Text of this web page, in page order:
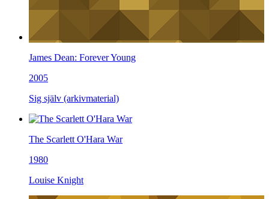
James Dean: Forever Young
2005
Sig själv (arkivmaterial)
The Scarlett O'Hara War
1980
Louise Knight